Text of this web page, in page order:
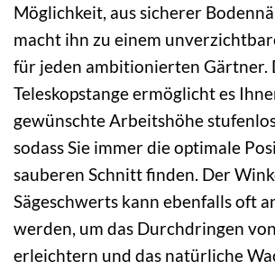
Möglichkeit, aus sicherer
macht ihn zu einem
für jeden ambitionierten Gärtner.
Teleskopstange ermöglicht es
gewünschte Arbeitshöhe
sodass Sie immer die optimale
sauberen Schnitt finden. Der
Sägeschwerts kann ebenfalls oft
werden, um das Durchdringen
erleichtern und das natürliche